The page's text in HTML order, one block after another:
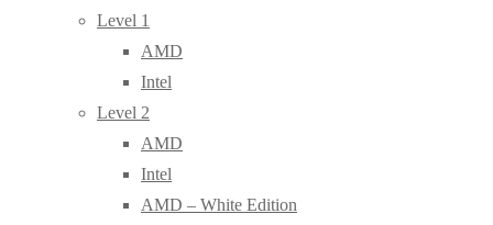
Level 1
AMD
Intel
Level 2
AMD
Intel
AMD – White Edition